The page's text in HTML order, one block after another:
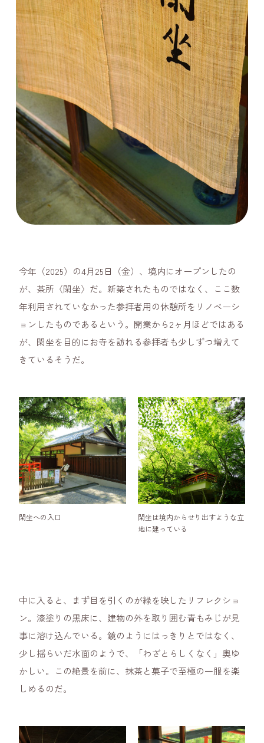
今年（2025）の4月25日（金）、境内にオープンしたの
が、茶所〈閑坐〉だ。新築されたものではなく、ここ数
年利用されていなかった参拝者用の休憩所をリノベーシ
ョンしたものであるという。開業から2ヶ月ほどではある
が、閑坐を目的にお寺を訪れる参拝者も少しずつ増えて
きているそうだ。
閑坐への入口
閑坐は境内からせり出すような立
地に建っている
中に入ると、まず目を引くのが緑を映したリフレクショ
ン。漆塗りの黒床に、建物の外を取り囲む青もみじが見
事に溶け込んでいる。鏡のようにはっきりとではなく、
少し揺らいだ水面のようで、「わざとらしくなく」奥ゆ
かしい。この絶景を前に、抹茶と菓子で至極の一服を楽
しめるのだ。